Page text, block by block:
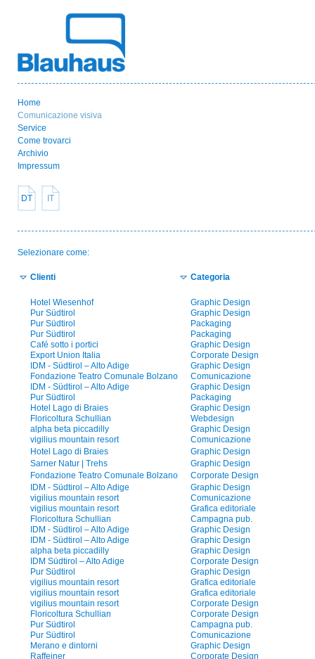
Home
Comunicazione visiva
Service
Come trovarci
Archivio
Impressum
DT IT
Selezionare come:
Clienti Categoria
Hotel Wiesenhof
Graphic Design
Pur Südtirol
Graphic Design
Pur Südtirol
Packaging
Pur Südtirol
Packaging
Café sotto i portici
Graphic Design
Export Union Italia
Corporate Design
IDM - Südtirol – Alto Adige
Graphic Design
Fondazione Teatro Comunale Bolzano
Comunicazione
IDM - Südtirol – Alto Adige
Graphic Design
Pur Südtirol
Packaging
Hotel Lago di Braies
Graphic Design
Floricoltura Schullian
Webdesign
alpha beta piccadilly
Graphic Design
vigilius mountain resort
Comunicazione
Hotel Lago di Braies
Graphic Design
Sarner Natur | Trehs
Graphic Design
Fondazione Teatro Comunale Bolzano
Corporate Design
IDM - Südtirol – Alto Adige
Graphic Design
vigilius mountain resort
Comunicazione
vigilius mountain resort
Grafica editoriale
Floricoltura Schullian
Campagna pub.
IDM - Südtirol – Alto Adige
Graphic Design
IDM - Südtirol – Alto Adige
Graphic Design
alpha beta piccadilly
Graphic Design
IDM Südtirol – Alto Adige
Corporate Design
Pur Südtirol
Graphic Design
vigilius mountain resort
Grafica editoriale
vigilius mountain resort
Grafica editoriale
vigilius mountain resort
Corporate Design
Floricoltura Schullian
Corporate Design
Pur Südtirol
Campagna pub.
Pur Südtirol
Comunicazione
Merano e dintorni
Graphic Design
Raffeiner
Corporate Design